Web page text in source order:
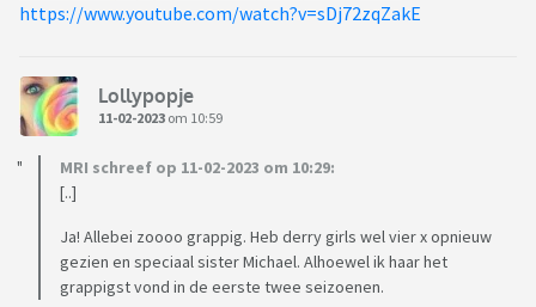
https://www.youtube.com/watch?v=sDj72zqZakE
Lollypopje
11-02-2023 om 10:59
MRI schreef op 11-02-2023 om 10:29:
[..]
Ja! Allebei zoooo grappig. Heb derry girls wel vier x opnieuw
gezien en speciaal sister Michael. Alhoewel ik haar het
grappigst vond in de eerste twee seizoenen.